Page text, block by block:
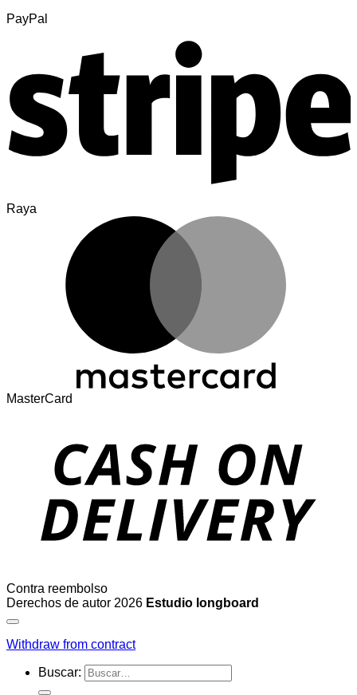
PayPal
Raya
MasterCard
Contra reembolso
Derechos de autor 2026 Estudio longboard
Withdraw from contract
Buscar: